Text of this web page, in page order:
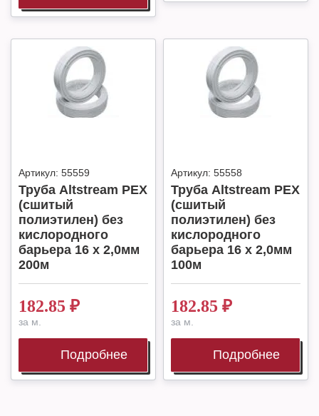
Артикул: 55559
Труба Altstream PEX
(сшитый
полиэтилен) без
кислородного
барьера 16 х 2,0мм
200м
182.85 ₽
за м.
Подробнее
Артикул: 55558
Труба Altstream PEX
(сшитый
полиэтилен) без
кислородного
барьера 16 х 2,0мм
100м
182.85 ₽
за м.
Подробнее